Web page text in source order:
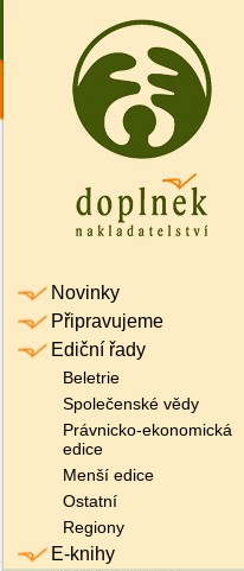
Novinky
Připravujeme
Ediční řady
Beletrie
Společenské vědy
Právnicko-ekonomická
edice
Menší edice
Ostatní
Regiony
E-knihy